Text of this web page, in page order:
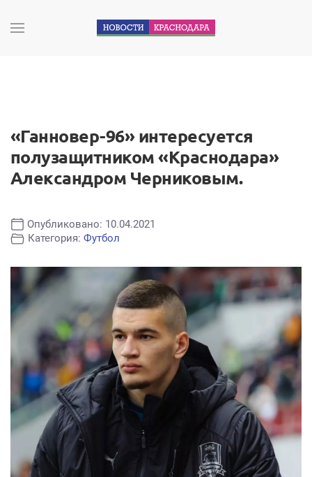
«Ганновер-96» интересуется
полузащитником «Краснодара»
Александром Черниковым.
Опубликовано: 10.04.2021
Категория: Футбол